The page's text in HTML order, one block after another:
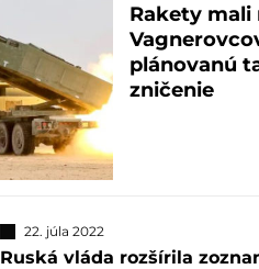
Rakety
plánovanú
zničenie
22. júla 2022
Ruská vláda rozšírila